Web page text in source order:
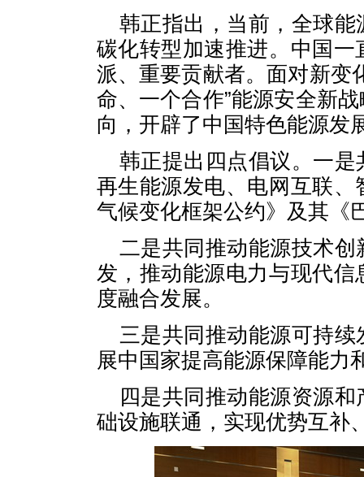
韩正指出，当前，全球
碳化转型加速推进。中国
派、重要贡献者。面对新变
命、一个合作”能源安全新
向，开辟了中国特色能源发
韩正提出四点倡议。一
再生能源发电、电网互联
气候变化框架公约》及其《
二是共同推动能源技术
发，推动能源电力与现代
度融合发展。
三是共同推动能源可持
展中国家提高能源保障能力
四是共同推动能源资源
础设施联通，实现优势互补